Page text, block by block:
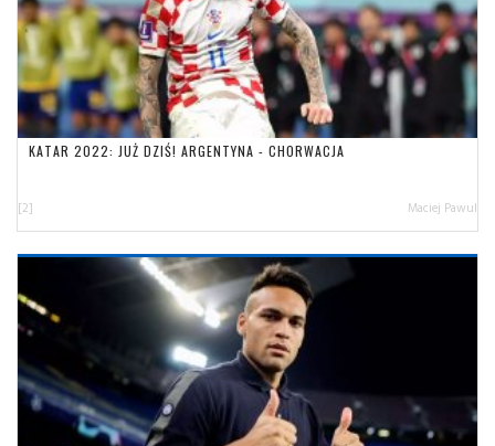
KATAR 2022: JUŻ DZIŚ! ARGENTYNA - CHORWACJA
[2] Maciej Pawul